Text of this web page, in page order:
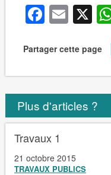
X
Partager cette page
Plus d'articles ?
Travaux 1
21 octobre 2015
TRAVAUX PUBLICS